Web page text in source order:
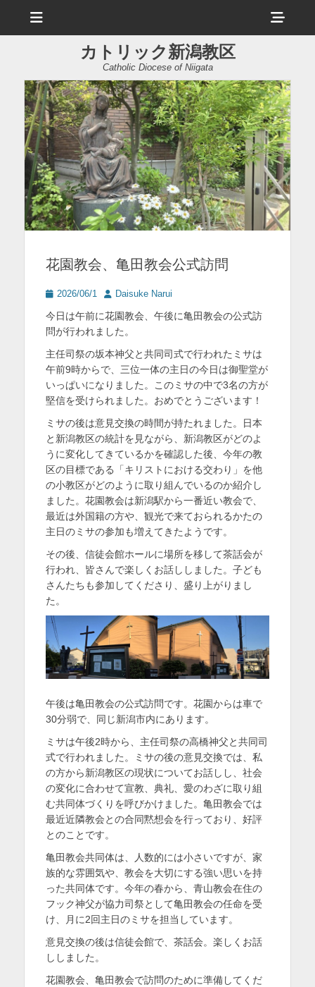
ュ
ヘ
ッ
ー
サ
イ
ド
バ
ー
コ
カトリック新潟教区
Catholic Diocese of Niigata
花園教会、亀田教会公式訪問
投
日
2026/06/1
投
者
Daisuke Narui
今日は午前に花園教会、午後に亀田教会の公式訪
問が行われました。
主任司祭の坂本神父と共同司式で行われたミサは
午前9時からで、三位一体の主日の今日は御聖堂が
いっぱいになりました。このミサの中で3名の方が
堅信を受けられました。おめでとうございます！
ミサの後は意見交換の時間が持たれました。日本
と新潟教区の統計を見ながら、新潟教区がどのよ
うに変化してきているかを確認した後、今年の教
区の目標である「キリストにおける交わり」を他
の小教区がどのように取り組んでいるのか紹介し
ました。花園教会は新潟駅から一番近い教会で、
最近は外国籍の方や、観光で来ておられるかたの
主日のミサの参加も増えてきたようです。
その後、信徒会館ホールに場所を移して茶話会が
行われ、皆さんで楽しくお話ししました。子ども
さんたちも参加してくださり、盛り上がりまし
た。
午後は亀田教会の公式訪問です。花園からは車で
30分弱で、同じ新潟市内にあります。
ミサは午後2時から、主任司祭の高橋神父と共同司
式で行われました。ミサの後の意見交換では、私
の方から新潟教区の現状についてお話しし、社会
の変化に合わせて宣教、典礼、愛のわざに取り組
む共同体づくりを呼びかけました。亀田教会では
最近近隣教会との合同黙想会を行っており、好評
とのことです。
亀田教会共同体は、人数的には小さいですが、家
族的な雰囲気や、教会を大切にする強い思いを持
った共同体です。今年の春から、青山教会在住の
フック神父が協力司祭として亀田教会の任命を受
け、月に2回主日のミサを担当しています。
意見交換の後は信徒会館で、茶話会。楽しくお話
ししました。
花園教会、亀田教会で訪問のために準備してくだ